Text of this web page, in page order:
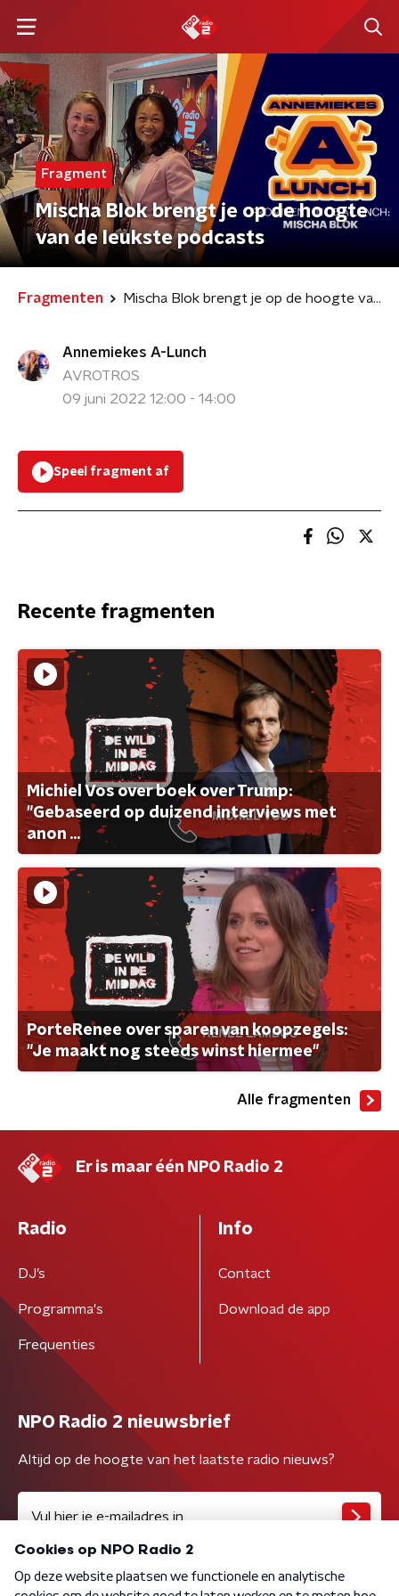
Fragment
Mischa Blok brengt je op de hoogte
van de leukste podcasts
Fragmenten Mischa Blok brengt je op de hoogte van de leukste podcasts
Annemiekes A-Lunch
AVROTROS
09 juni 2022 12:00 - 14:00
Speel fragment af
Recente fragmenten
Michiel Vos over boek over Trump:
"Gebaseerd op duizend interviews met
anon ...
PorteRenee over sparen van koopzegels:
"Je maakt nog steeds winst hiermee"
Alle fragmenten
Er is maar één NPO Radio 2
Radio
DJ’s
Programma's
Frequenties
Info
Contact
Download de app
NPO Radio 2 nieuwsbrief
Altijd op de hoogte van het laatste radio nieuws?